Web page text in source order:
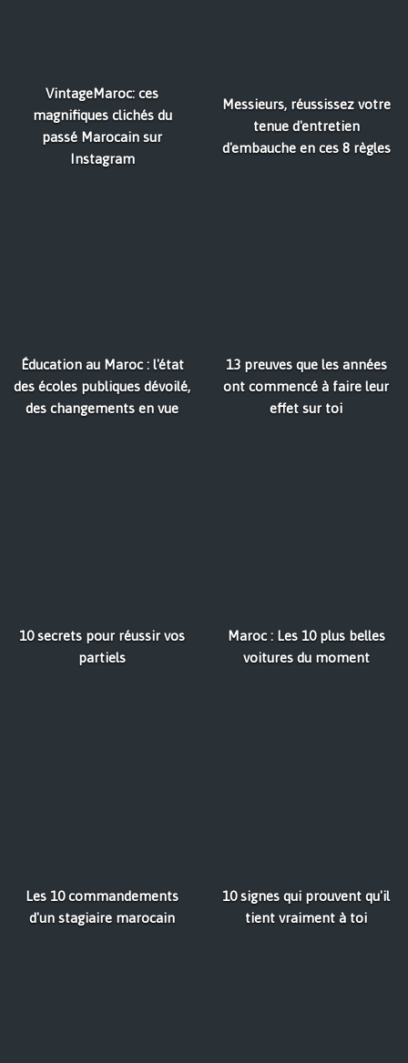
VintageMaroc: ces
magnifiques clichés du
passé Marocain sur
Instagram
Messieurs, réussissez votre
tenue d'entretien
d'embauche en ces 8 règles
Éducation au Maroc : l'état
des écoles publiques dévoilé,
des changements en vue
13 preuves que les années
ont commencé à faire leur
effet sur toi
10 secrets pour réussir vos
partiels
Maroc : Les 10 plus belles
voitures du moment
Les 10 commandements
d'un stagiaire marocain
10 signes qui prouvent qu'il
tient vraiment à toi